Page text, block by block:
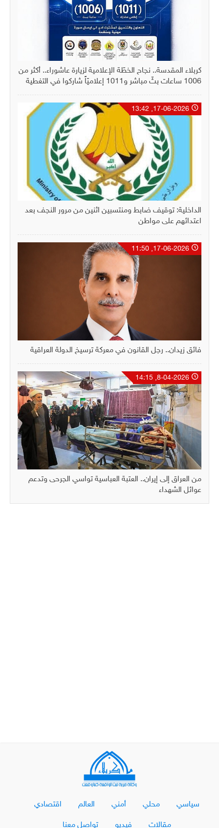
كربلاء المقدسة.. نجاح الخطّة الإعلامية لزيارة عاشوراء.. أكثر من
1006 ساعات بثّ مباشر و1011 إعلاميّاً شاركوا في التغطية
الداخلية: توقيف ضابط ومنتسبين اثنين من مرور النجف بعد
اعتدائهم على مواطن
فائق زيدان.. رجل القانون في معركة ترسيخ الدولة العراقية
من العراق إلى إيران.. العتبة العباسية تواسي الجرحى وتدعم
عوائل الشهداء
سياسي محلي أمني العالم اقتصادي
مقالات فيديو تواصل معنا